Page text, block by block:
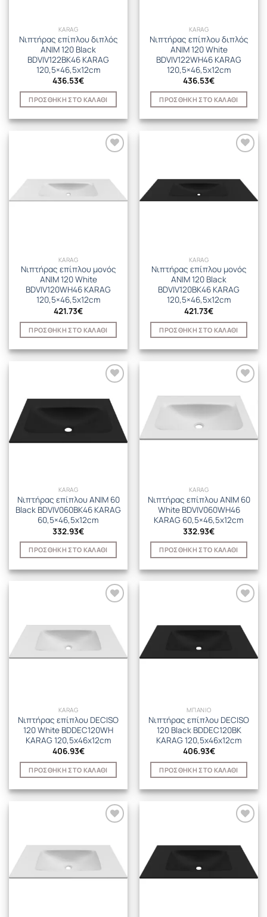
KARAG
Νιπτήρας επίπλου διπλός
ANIM 120 Black
BDVIV122BK46 KARAG
120,5×46,5x12cm
436.53€
ΠΡΟΣΘΉΚΗ ΣΤΟ ΚΑΛΆΘΙ
KARAG
Νιπτήρας επίπλου διπλός
ANIM 120 White
BDVIV122WH46 KARAG
120,5×46,5x12cm
436.53€
ΠΡΟΣΘΉΚΗ ΣΤΟ ΚΑΛΆΘΙ
KARAG
Νιπτήρας επίπλου μονός
ANIM 120 White
BDVIV120WH46 KARAG
120,5×46,5x12cm
421.73€
ΠΡΟΣΘΉΚΗ ΣΤΟ ΚΑΛΆΘΙ
KARAG
Νιπτήρας επίπλου μονός
ANIM 120 Black
BDVIV120BK46 KARAG
120,5×46,5x12cm
421.73€
ΠΡΟΣΘΉΚΗ ΣΤΟ ΚΑΛΆΘΙ
KARAG
Νιπτήρας επίπλου ANIM 60
Black BDVIV060BK46 KARAG
60,5×46,5x12cm
332.93€
ΠΡΟΣΘΉΚΗ ΣΤΟ ΚΑΛΆΘΙ
KARAG
Νιπτήρας επίπλου ANIM 60
White BDVIV060WH46
KARAG 60,5×46,5x12cm
332.93€
ΠΡΟΣΘΉΚΗ ΣΤΟ ΚΑΛΆΘΙ
KARAG
Νιπτήρας επίπλου DECISO
120 White BDDEC120WH
KARAG 120,5x46x12cm
406.93€
ΠΡΟΣΘΉΚΗ ΣΤΟ ΚΑΛΆΘΙ
ΜΠΑΝΙΟ
Νιπτήρας επίπλου DECISO
120 Black BDDEC120BK
KARAG 120,5x46x12cm
406.93€
ΠΡΟΣΘΉΚΗ ΣΤΟ ΚΑΛΆΘΙ